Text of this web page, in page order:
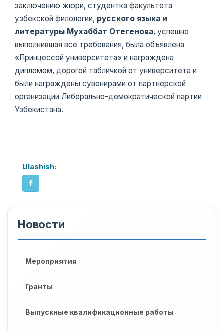
заключению жюри, студентка факультета
узбекской филологии, русского языка и
литературы Мухаббат Отегенова, успешно
выполнившая все требования, была объявлена ​​
«Принцессой университета» и награждена
дипломом, дорогой табличкой от университета и
были награждены сувенирами от партнерской
организации Либерально-демократической партии
Узбекистана.
Ulashish:
Новости
Мероприятия
Гранты
Выпускные квалификационные работы